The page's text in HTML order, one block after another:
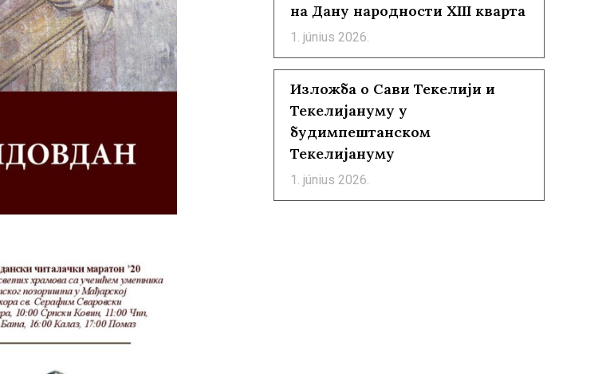
на Дану народности XIII кварта
1. június 2026.
Изложба о Сави Текелији и
Текелијануму у
будимпештанском
Текелијануму
1. június 2026.